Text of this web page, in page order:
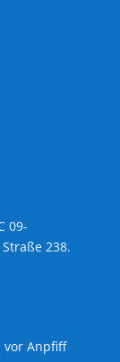
09-
238.
vor Anpfiff